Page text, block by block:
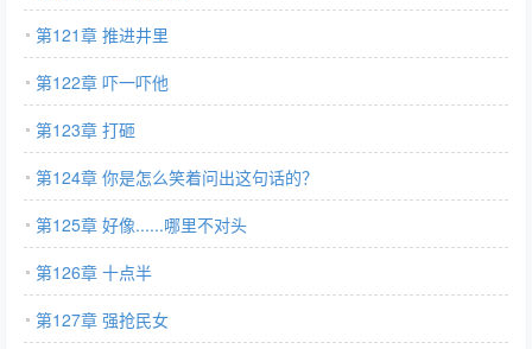
第121章 推进井里
第122章 吓一吓他
第123章 打砸
第124章 你是怎么笑着问出这句话的？
第125章 好像......哪里不对头
第126章 十点半
第127章 强抢民女